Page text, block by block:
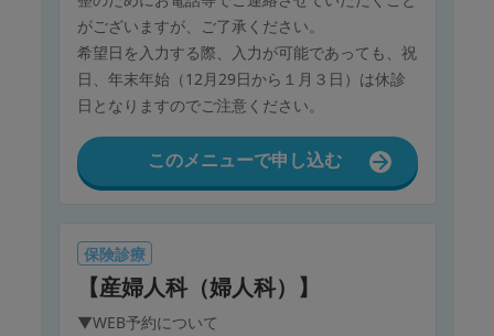
がございますが、ご了承ください。
希望日を入力する際、入力が可能であっても、祝
日、年末年始（12月29日から１月３日）は休診
日となりますのでご注意ください。
このメニューで申し込む
保険診療
【産婦人科（婦人科）】
▼WEB予約について